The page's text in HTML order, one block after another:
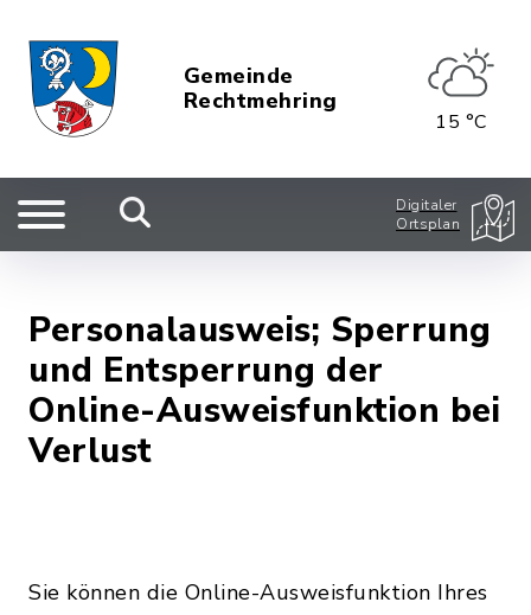
Gemeinde
Rechtmehring
15 °C
Digitaler
Ortsplan
Personalausweis; Sperrung
und Entsperrung der
Online-Ausweisfunktion bei
Verlust
Sie können die Online-Ausweisfunktion Ihres